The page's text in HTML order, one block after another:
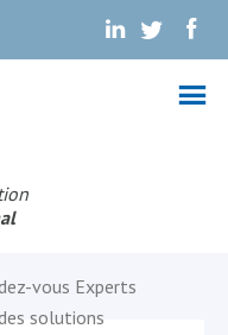
. . .
l
vous Experts
solutions